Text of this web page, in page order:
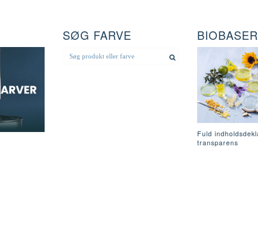
SØG FARVE
Fuld
transparens